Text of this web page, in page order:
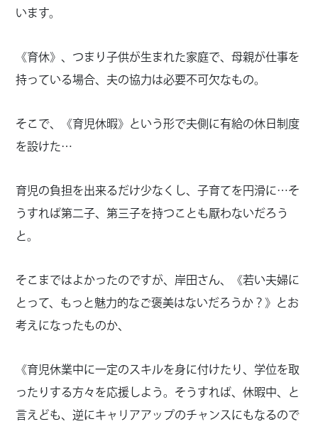
います。
《育休》、つまり子供が生まれた家庭で、母親が仕事を
持っている場合、夫の協力は必要不可欠なもの。
そこで、《育児休暇》という形で夫側に有給の休日制度
を設けた…
育児の負担を出来るだけ少なくし、子育てを円滑に…そ
うすれば第二子、第三子を持つことも厭わないだろう
と。
そこまではよかったのですが、岸田さん、《若い夫婦に
とって、もっと魅力的なご褒美はないだろうか？》とお
考えになったものか、
《育児休業中に一定のスキルを身に付けたり、学位を取
ったりする方々を応援しよう。そうすれば、休暇中、と
言えども、逆にキャリアアップのチャンスにもなるので